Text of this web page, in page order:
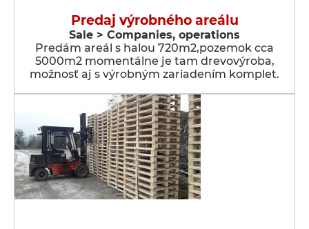
Predaj výrobného areálu
Sale > Companies, operations
Predám areál s halou 720m2,pozemok cca
5000m2 momentálne je tam drevovýroba,
možnosť aj s výrobným zariadením komplet.